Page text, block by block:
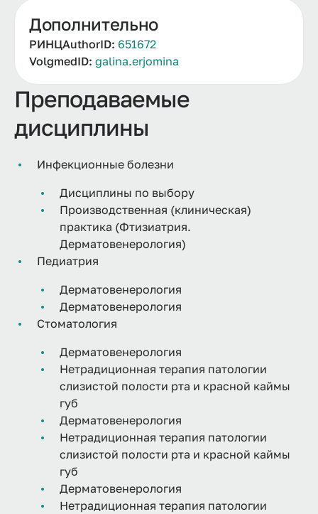
Преподаваемые
дисциплины
Инфекционные болезни
Дисциплины по выбору
Производственная (клиническая)
практика (Фтизиатрия.
Дерматовенерология)
Педиатрия
Дерматовенерология
Дерматовенерология
Стоматология
Дерматовенерология
Нетрадиционная терапия патологии
слизистой полости рта и красной каймы
губ
Дерматовенерология
Нетрадиционная терапия патологии
слизистой полости рта и красной каймы
губ
Дерматовенерология
Нетрадиционная терапия патологии
Дополнительно
РИНЦAuthorID: 651672
VolgmedID: galina.erjomina